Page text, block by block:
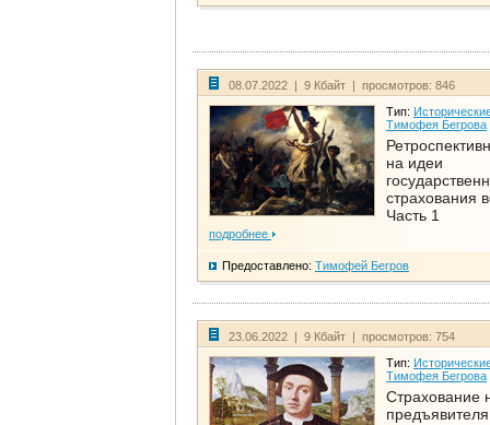
08.07.2022 | 9 Кбайт | просмотров: 846
Тип:
Тимофея Бегрова
на идеи
страхования
Часть 1
подробнее
Предоставлено: Тимофей Бегров
23.06.2022 | 9 Кбайт | просмотров: 754
Тип:
Тимофея Бегрова
Страхование
предъявителя